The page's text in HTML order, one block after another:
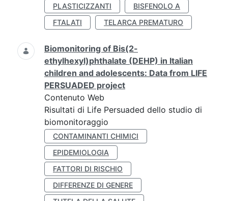
PLASTICIZZANTI
BISFENOLO A
FTALATI
TELARCA PREMATURO
Biomonitoring of Bis(2-
ethylhexyl)phthalate (DEHP) in Italian
children and adolescents: Data from LIFE
PERSUADED project
Contenuto Web
Risultati di Life Persuaded dello studio di
biomonitoraggio
CONTAMINANTI CHIMICI
EPIDEMIOLOGIA
FATTORI DI RISCHIO
DIFFERENZE DI GENERE